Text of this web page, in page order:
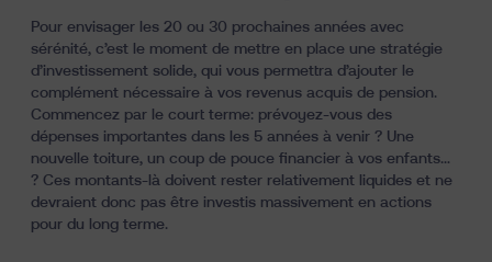
Pour envisager les 20 ou 30 prochaines années avec
sérénité, c’est le moment de mettre en place une stratégie
d’investissement solide, qui vous permettra d’ajouter le
complément nécessaire à vos revenus acquis de pension.
Commencez par le court terme: prévoyez-vous des
dépenses importantes dans les 5 années à venir ? Une
nouvelle toiture, un coup de pouce financier à vos enfants…
? Ces montants-là doivent rester relativement liquides et ne
devraient donc pas être investis massivement en actions
pour du long terme.